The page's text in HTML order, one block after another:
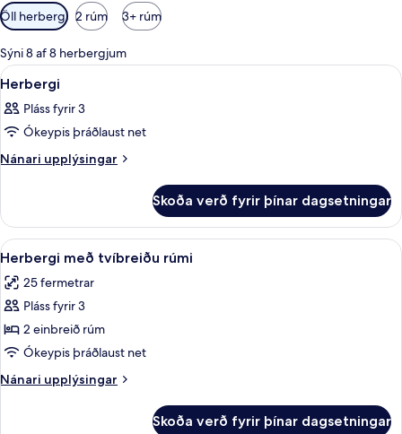
Síur
í
boði
fyrir
herbergi
Öll herbergi 2 rúm 3+ rúm
Sýni 8 af 8 herbergjum
Skoða
allar
myndir
fyrir
Herbergi
Ofnæmisprófaður sængurfatnaður,
1
Herbergi
Pláss fyrir 3
Ókeypis þráðlaust net
Nánari upplýsingar
Nánari
Skoða verð fyrir þínar dagsetningar
Skoða
allar
myndir
fyrir
Herbergi
með
tvíbreiðu
rúmi
Herbergi með tvíbreiðu rúmi |
5
Herbergi með tvíbreiðu rúmi
25 fermetrar
Pláss fyrir 3
2 einbreið rúm
Ókeypis þráðlaust net
Nánari upplýsingar
Nánari
Skoða verð fyrir þínar dagsetningar